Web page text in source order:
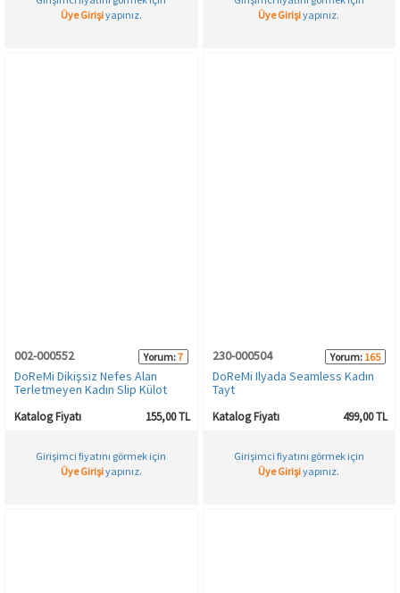
Üye Girişiyapınız.
Üye Girişiyapınız.
002-000552 Yorum:7
DoReMi Dikişsiz Nefes Alan
Terletmeyen Kadın Slip Külot
Katalog Fiyatı 155,00 TL
Girişimci fiyatını görmek için
Üye Girişiyapınız.
230-000504 Yorum: 165
DoReMi Ilyada Seamless Kadın
Tayt
Katalog Fiyatı 499,00 TL
Girişimci fiyatını görmek için
Üye Girişiyapınız.